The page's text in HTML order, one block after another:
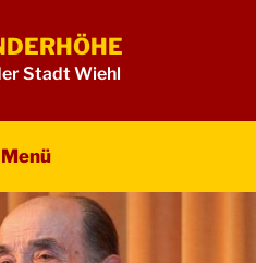
Stadt Wiehl
Menü